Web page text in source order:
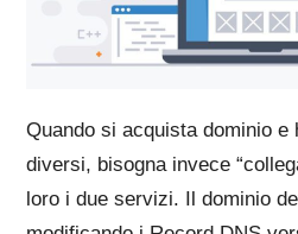
Quando si acquista dominio e
diversi, bisogna invece
loro i due servizi. Il dominio